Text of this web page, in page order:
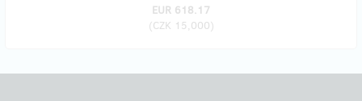
EUR 618.17
(CZK 15,000)